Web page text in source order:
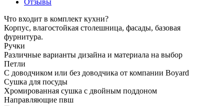
Что входит в комплект кухни?
Корпус, влагостойкая столешница, фасады, базовая
фурнитура.
Ручки
Различные варианты дизайна и материала на выбор
Петли
С доводчиком или без доводчика от компании Boyard
Сушка для посуды
Хромированная сушка с двойным поддоном
Направляющие пвш